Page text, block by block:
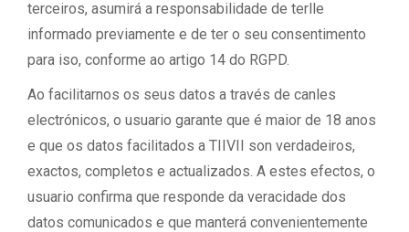
terceiros, asumirá a responsabilidade de terlle
informado previamente e de ter o seu consentimento
para iso, conforme ao artigo 14 do RGPD.
Ao facilitarnos os seus datos a través de canles
electrónicos, o usuario garante que é maior de 18 anos
e que os datos facilitados a TIIVII son verdadeiros,
exactos, completos e actualizados. A estes efectos, o
usuario confirma que responde da veracidade dos
datos comunicados e que manterá convenientemente